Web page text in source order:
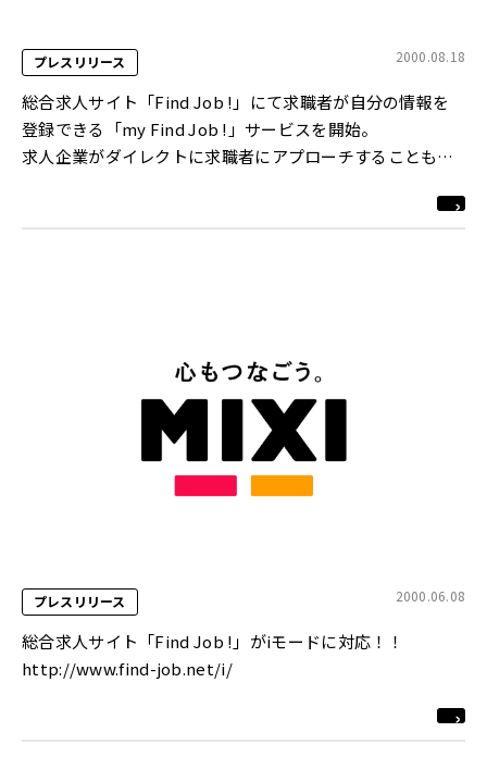
プレスリリース 2000.08.18
総合求人サイト「Find Job !」にて求職者が自分の情報を
登録できる「my Find Job !」サービスを開始。
求人企業がダイレクトに求職者にアプローチすることも可
プレスリリース 2000.06.08
総合求人サイト「Find Job !」がiモードに対応！！
http://www.find-job.net/i/